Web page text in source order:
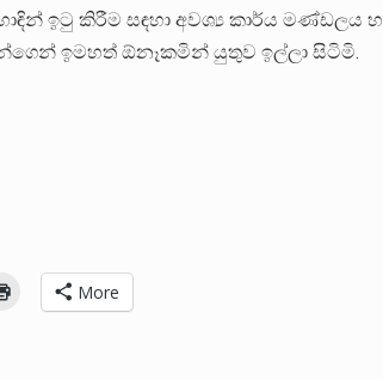
ඉටු කිරීම සඳහා අවශ්‍ය කාර්ය
ඉමහත් ඕනෑකමින් යුතුව ඉල්ලා සිටිමි.
More